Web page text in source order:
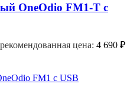
OneOdio FM1-T c
рекомендованная цена: 4 690 ₽